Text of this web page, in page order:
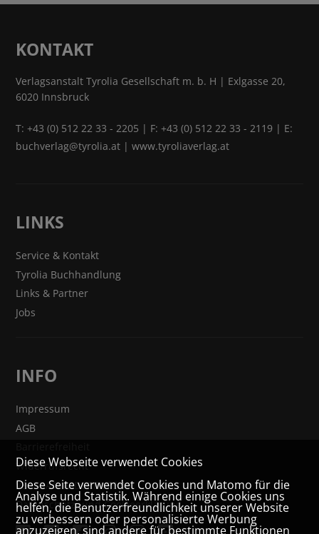
KONTAKT
Verlagsanstalt Tyrolia Gesellschaft m. b. H | Exlgasse 20,
6020 Innsbruck
T:+43 (0) 512 22 33 - 2205 | F: +43 (0) 512 22 33 - 2119 | E:
buchverlag@tyrolia.at |www.tyroliaverlag.at
LINKS
Service & Kontakt
Tyrolia Buchhandlung
Links & Partner
Jobs
INFO
Impressum
AGB
Widerrufsrecht
VERTRAG WIDERRUFEN
Datenschutz- und Cookieerklärung
Diese Webseite verwendet Cookies
Diese Seite verwendet Cookies und Matomo für die
Analyse und Statistik. Während einige Cookies uns
helfen, die Benutzerfreundlichkeit unserer Website
zu verbessern oder personalisierte Werbung
anzuzeigen, sind andere für bestimmte Funktionen